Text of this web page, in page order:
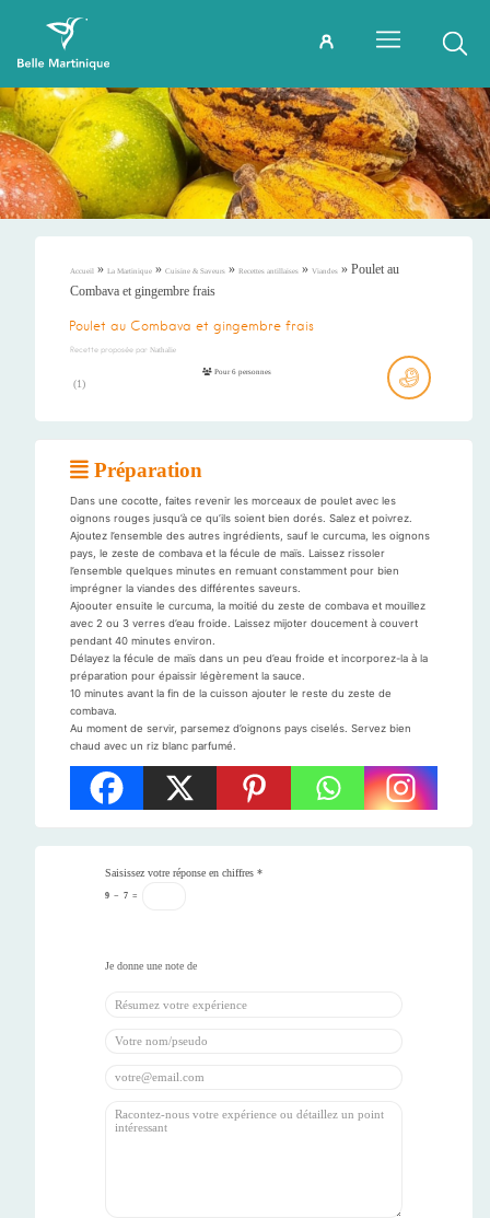
Accueil » La Martinique » Cuisine & Saveurs » Recettes antillaises » Viandes » Poulet au
Combava et gingembre frais
Poulet au Combava et gingembre frais
Recette proposée par Nathalie
(1)
Pour 6 personnes
Préparation
Dans une cocotte, faites revenir les morceaux de poulet avec les
oignons rouges jusqu’à ce qu’ils soient bien dorés. Salez et poivrez.
Ajoutez l’ensemble des autres ingrédients, sauf le curcuma, les oignons
pays, le zeste de combava et la fécule de maïs. Laissez rissoler
l’ensemble quelques minutes en remuant constamment pour bien
imprégner la viandes des différentes saveurs.
Ajoouter ensuite le curcuma, la moitié du zeste de combava et mouillez
avec 2 ou 3 verres d’eau froide. Laissez mijoter doucement à couvert
pendant 40 minutes environ.
Délayez la fécule de maïs dans un peu d’eau froide et incorporez-la à la
préparation pour épaissir légèrement la sauce.
10 minutes avant la fin de la cuisson ajouter le reste du zeste de
combava.
Au moment de servir, parsemez d’oignons pays ciselés. Servez bien
chaud avec un riz blanc parfumé.
Saisissez votre réponse en chiffres *
9 − 7 =